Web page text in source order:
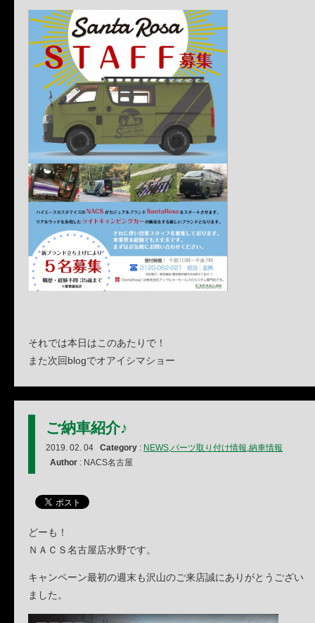
それでは本日はこのあたりで！
また次回blogでオアイシマショー
ご納車紹介♪
2019. 02. 04 Category : NEWS パーツ取り付け情報 納車情報
Author : NACS名古屋
どーも！
ＮＡＣＳ名古屋店水野です。
キャンペーン最初の週末も沢山のご来店誠にありがとうござい
ました。